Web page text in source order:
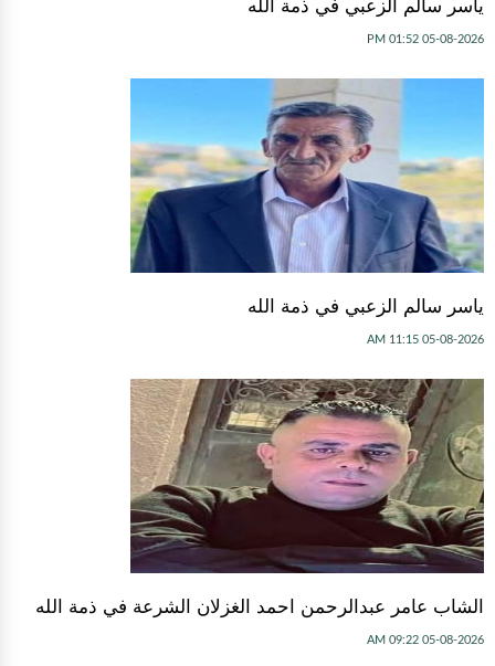
ياسر سالم الزعبي في ذمة الله
05-08-2026 01:52 PM
ياسر سالم الزعبي في ذمة الله
05-08-2026 11:15 AM
الشاب عامر عبدالرحمن احمد الغزلان الشرعة في ذمة الله
05-08-2026 09:22 AM